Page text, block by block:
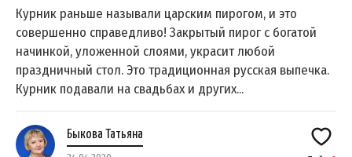
Курник раньше называли царским пирогом, и это
совершенно справедливо! Закрытый пирог с богатой
начинкой, уложенной слоями, украсит любой
праздничный стол. Это традиционная русская выпечка.
Курник подавали на свадьбах и других...
Быкова Татьяна